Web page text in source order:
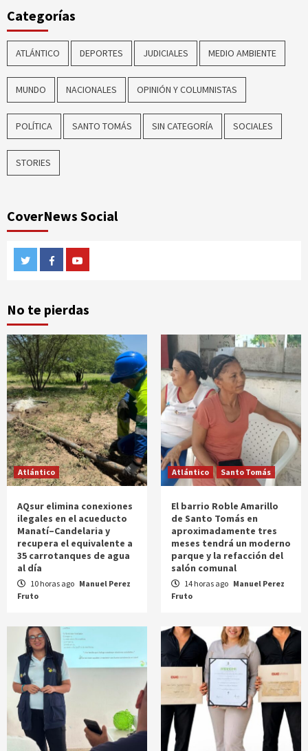
Categorías
ATLÁNTICO DEPORTES JUDICIALES MEDIO AMBIENTE
MUNDO NACIONALES OPINIÓN Y COLUMNISTAS
POLÍTICA SANTO TOMÁS SIN CATEGORÍA SOCIALES
STORIES
CoverNews Social
TwitterFacebook
No te pierdas
Atlántico
AQsur elimina conexiones
ilegales en el acueducto
Manatí–Candelaria y
recupera el equivalente a
35 carrotanques de agua
al día
10 horas ago Manuel Perez
Fruto
Atlántico Santo Tomás
El barrio Roble Amarillo
de Santo Tomás en
aproximadamente tres
meses tendrá un moderno
parque y la refacción del
salón comunal
14 horas ago Manuel Perez
Fruto